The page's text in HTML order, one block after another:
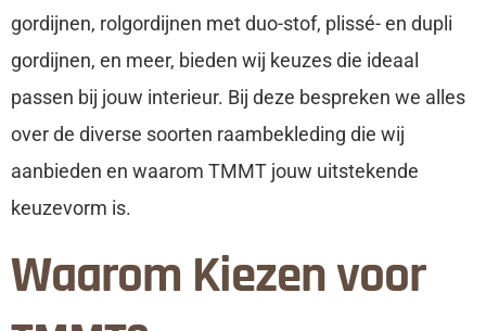
gordijnen, rolgordijnen met duo-stof, plissé- en dupli
gordijnen, en meer, bieden wij keuzes die ideaal
passen bij jouw interieur. Bij deze bespreken we alles
over de diverse soorten raambekleding die wij
aanbieden en waarom TMMT jouw uitstekende
keuzevorm is.
Waarom Kiezen voor